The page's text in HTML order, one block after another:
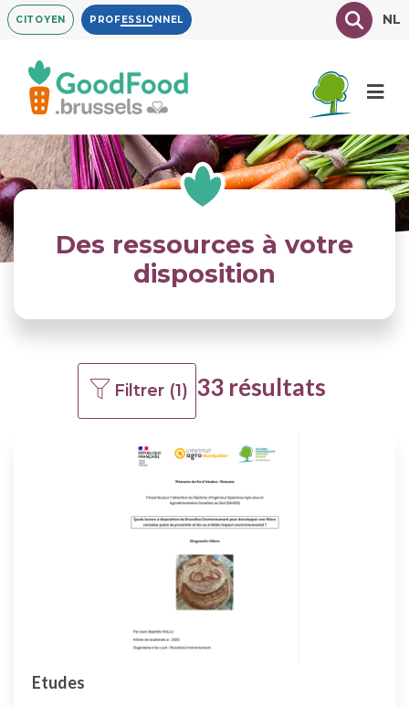
Aller
au
contenu
principal
CITOYEN PROFESSIONNEL TexteNL
Des ressources à votre
disposition
Filtrer (1) 33 résultats
Etudes